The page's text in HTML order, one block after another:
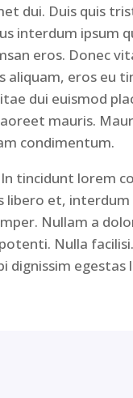
dui. Duis quis
interdum ipsum
eros. Donec
eros eu
dui euismod
mauris.
condimentum.
tincidunt lorem
libero et,
Nullam a
Nulla